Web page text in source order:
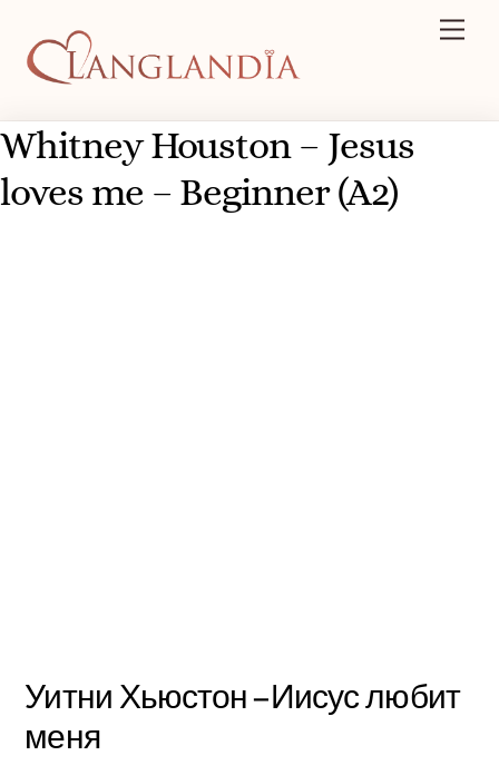
content
Whitney Houston – Jesus
loves me – Beginner (A2)
Уитни Хьюстон – Иисус любит
меня